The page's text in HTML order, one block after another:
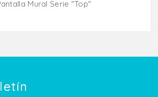
Mural Serie "top"